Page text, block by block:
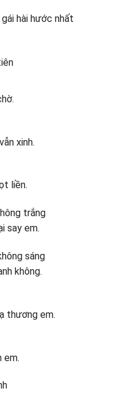
hài hước nhất
xinh.
liền.
trắng
say em.
sáng
không.
thương em.
em.